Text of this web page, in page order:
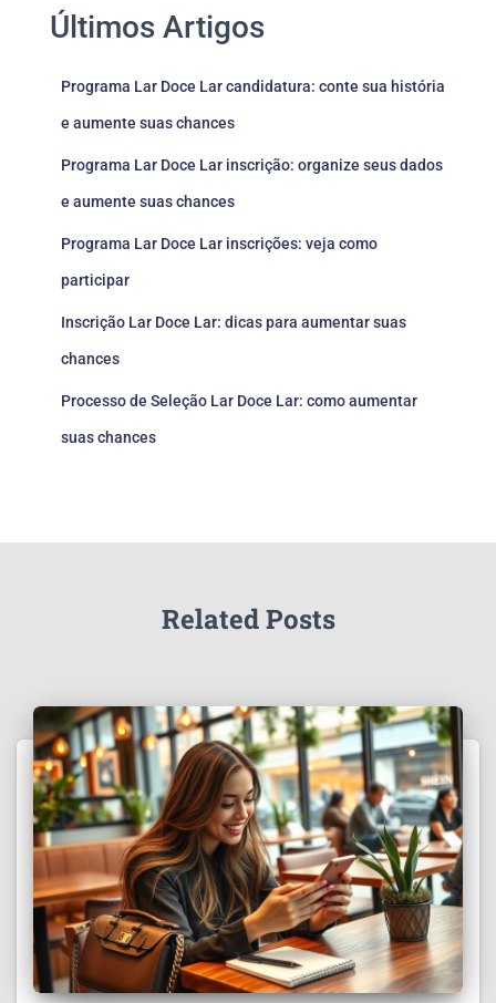
Últimos Artigos
Programa Lar Doce Lar candidatura: conte sua história
e aumente suas chances
Programa Lar Doce Lar inscrição: organize seus dados
e aumente suas chances
Programa Lar Doce Lar inscrições: veja como
participar
Inscrição Lar Doce Lar: dicas para aumentar suas
chances
Processo de Seleção Lar Doce Lar: como aumentar
suas chances
Related Posts